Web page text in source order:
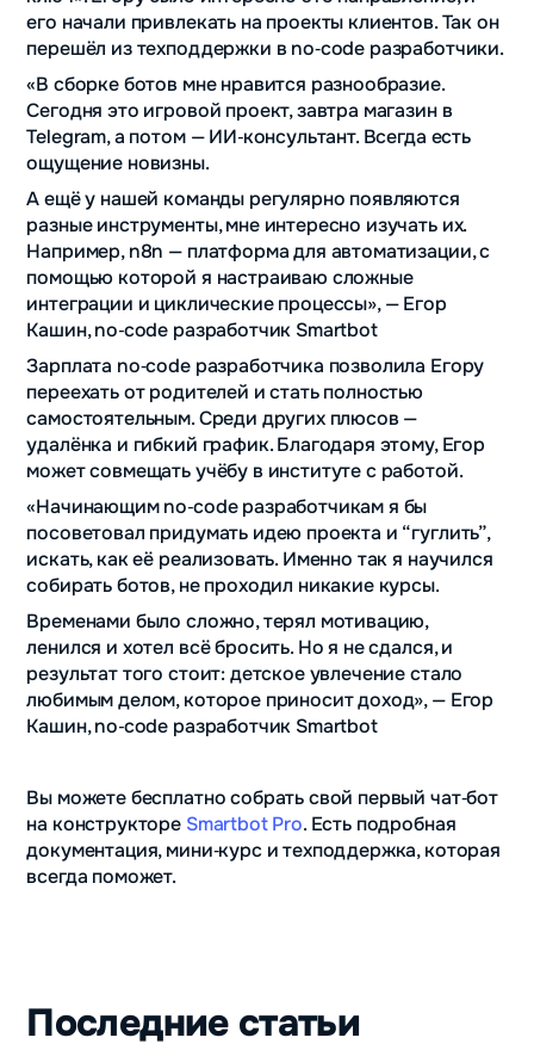
его начали привлекать на проекты клиентов. Так он
перешёл из техподдержки в no‑code разработчики.
«В сборке ботов мне нравится разнообразие.
Сегодня это игровой проект, завтра магазин в
Telegram, а потом — ИИ‑консультант. Всегда есть
ощущение новизны.
А ещё у нашей команды регулярно появляются
разные инструменты, мне интересно изучать их.
Например, n8n — платформа для автоматизации, с
помощью которой я настраиваю сложные
интеграции и циклические процессы», — Егор
Кашин, no‑code разработчик Smartbot
Зарплата no‑code разработчика позволила Егору
переехать от родителей и стать полностью
самостоятельным. Среди других плюсов —
удалёнка и гибкий график. Благодаря этому, Егор
может совмещать учёбу в институте с работой.
«Начинающим no‑code разработчикам я бы
посоветовал придумать идею проекта и “гуглить”,
искать, как её реализовать. Именно так я научился
собирать ботов, не проходил никакие курсы.
Временами было сложно, терял мотивацию,
ленился и хотел всё бросить. Но я не сдался, и
результат того стоит: детское увлечение стало
любимым делом, которое приносит доход», — Егор
Кашин, no‑code разработчик Smartbot
Вы можете бесплатно собрать свой первый чат‑бот
на конструкторе Smartbot Pro. Есть подробная
документация, мини‑курс и техподдержка, которая
всегда поможет.
Последние статьи